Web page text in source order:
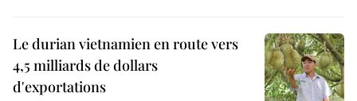
Le durian vietnamien en route vers
4,5 milliards de dollars
d'exportations